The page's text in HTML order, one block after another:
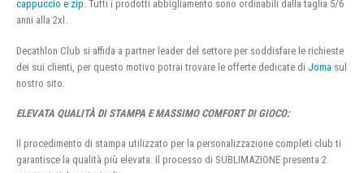
cappuccio e zip. Tutti i prodotti abbigliamento sono ordinabili dalla taglia 5/6
anni alla 2xl.
Decathlon Club si affida a partner leader del settore per soddisfare le richieste
dei sui clienti, per questo motivo potrai trovare le offerte dedicate di Joma sul
nostro sito.
ELEVATA QUALITÀ DI STAMPA E MASSIMO COMFORT DI GIOCO:
Il procedimento di stampa utilizzato per la personalizzazione completi club ti
garantisce la qualità più elevata. Il processo di SUBLIMAZIONE presenta 2